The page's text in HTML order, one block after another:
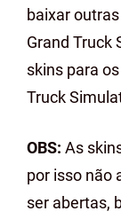
baixar
Grand Truck
skins para
Truck
OBS: As
por isso não
ser abertas,